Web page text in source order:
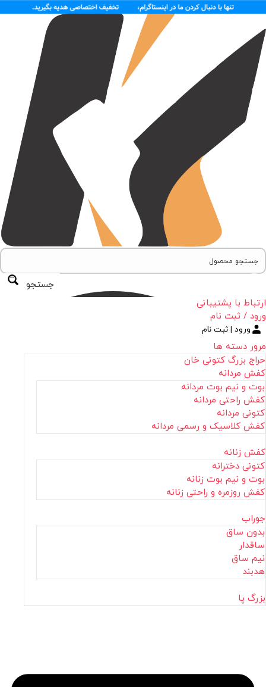
جستجو
ارتباط با پشتیبانی
ورود / ثبت نام
ورود | ثبت نام
مرور دسته ها
حراج بزرگ کتونی خان
کفش مردانه
بوت و نیم بوت مردانه
کفش راحتی مردانه
کتونی مردانه
کفش کلاسیک و رسمی مردانه
کفش زنانه
کتونی دخترانه
بوت و نیم بوت زنانه
کفش روزمره و راحتی زنانه
جوراب
بدون ساق
ساقدار
نیم ساق
هدبند
بزرگ پا